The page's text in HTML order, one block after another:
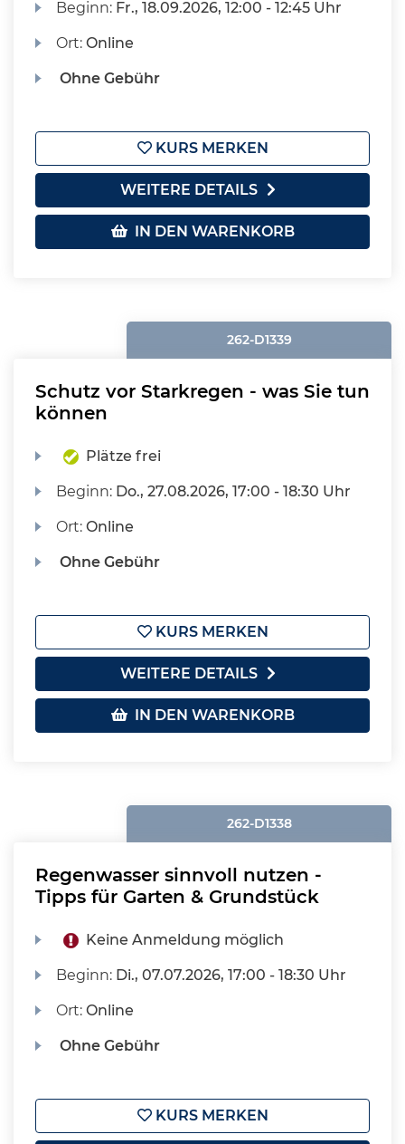
Beginn: Fr., 18.09.2026, 12:00 - 12:45 Uhr
Ort:Online
Ohne Gebühr
KURS MERKEN
WEITERE DETAILS
IN DEN WARENKORB
262-D1339
Schutz vor Starkregen - was Sie tun
können
Plätze frei
Beginn: Do., 27.08.2026, 17:00 - 18:30 Uhr
Ort:Online
Ohne Gebühr
KURS MERKEN
WEITERE DETAILS
IN DEN WARENKORB
262-D1338
Regenwasser sinnvoll nutzen -
Tipps für Garten & Grundstück
Keine Anmeldung möglich
Beginn: Di., 07.07.2026, 17:00 - 18:30 Uhr
Ort:Online
Ohne Gebühr
KURS MERKEN